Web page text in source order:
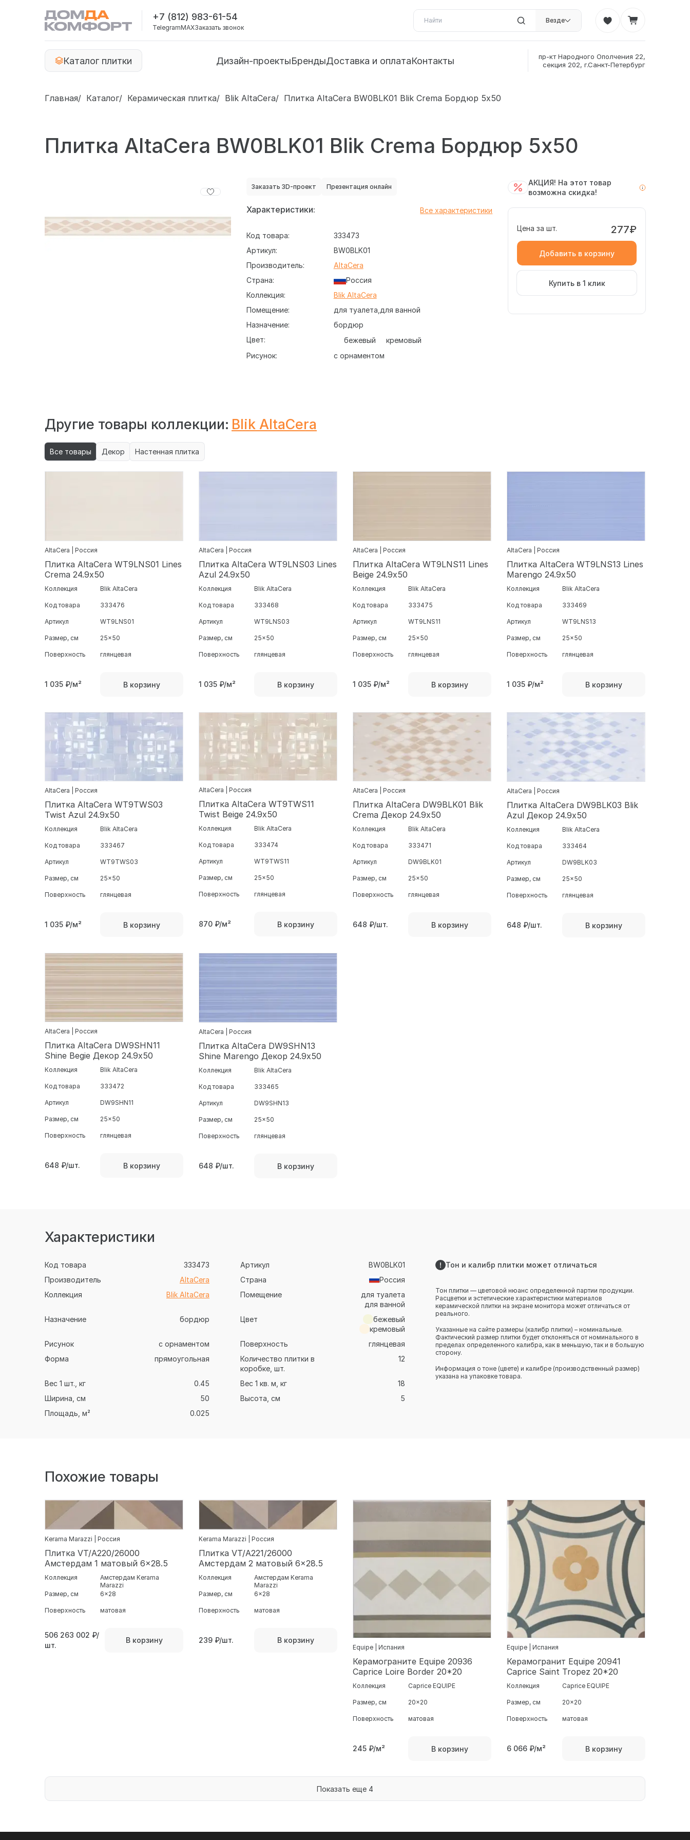
+7 (812) 983-61-54
TelegramMAXЗаказать звонок
Везде
Каталог плитки Дизайн-проектыБрендыДоставка и оплатаКонтакты
пр-кт Народного Ополчения 22,
секция 202, г.Санкт-Петербург
Главная Каталог Керамическая плитка Blik AltaCera Плитка AltaCera BW0BLK01 Blik Crema Бордюр 5х50
Плитка AltaCera BW0BLK01 Blik Crema Бордюр 5х50
Заказать 3D-проект Презентация онлайн
Характеристики:
Код товара:
333473
Артикул:
BW0BLK01
Производитель:
AltaCera
Страна:
Россия
Коллекция:
Blik AltaCera
Помещение:
для туалета для ванной
Назначение:
бордюр
Цвет:
бежевый
кремовый
Рисунок:
с орнаментом
Все характеристики
АКЦИЯ! На этот товар
возможна скидка!
Цена за шт. 277₽
Добавить в корзину
Купить в 1 клик
Другие товары коллекции: Blik AltaCera
Все товары Декор Настенная плитка
AltaCera | Россия
Плитка AltaCera WT9LNS01 Lines
Crema 24.9х50
Коллекция Blik AltaCera
Код товара 333476
Артикул WT9LNS01
Размер, см 25x50
Поверхность глянцевая
1 035 ₽/м² В корзину
AltaCera | Россия
Плитка AltaCera WT9LNS03 Lines
Azul 24.9х50
Коллекция Blik AltaCera
Код товара 333468
Артикул WT9LNS03
Размер, см 25x50
Поверхность глянцевая
1 035 ₽/м² В корзину
AltaCera | Россия
Плитка AltaCera WT9LNS11 Lines
Beige 24.9х50
Коллекция Blik AltaCera
Код товара 333475
Артикул WT9LNS11
Размер, см 25x50
Поверхность глянцевая
1 035 ₽/м² В корзину
AltaCera | Россия
Плитка AltaCera WT9LNS13 Lines
Marengo 24.9х50
Коллекция Blik AltaCera
Код товара 333469
Артикул WT9LNS13
Размер, см 25x50
Поверхность глянцевая
1 035 ₽/м² В корзину
AltaCera | Россия
Плитка AltaCera WT9TWS03
Twist Azul 24.9х50
Коллекция Blik AltaCera
Код товара 333467
Артикул WT9TWS03
Размер, см 25x50
Поверхность глянцевая
1 035 ₽/м² В корзину
AltaCera | Россия
Плитка AltaCera WT9TWS11
Twist Beige 24.9х50
Коллекция Blik AltaCera
Код товара 333474
Артикул WT9TWS11
Размер, см 25x50
Поверхность глянцевая
870 ₽/м² В корзину
AltaCera | Россия
Плитка AltaCera DW9BLK01 Blik
Crema Декор 24.9х50
Коллекция Blik AltaCera
Код товара 333471
Артикул DW9BLK01
Размер, см 25x50
Поверхность глянцевая
648 ₽/шт. В корзину
AltaCera | Россия
Плитка AltaCera DW9BLK03 Blik
Azul Декор 24.9х50
Коллекция Blik AltaCera
Код товара 333464
Артикул DW9BLK03
Размер, см 25x50
Поверхность глянцевая
648 ₽/шт. В корзину
AltaCera | Россия
Плитка AltaCera DW9SHN11
Shine Begie Декор 24.9х50
Коллекция Blik AltaCera
Код товара 333472
Артикул DW9SHN11
Размер, см 25x50
Поверхность глянцевая
648 ₽/шт. В корзину
AltaCera | Россия
Плитка AltaCera DW9SHN13
Shine Marengo Декор 24.9х50
Коллекция Blik AltaCera
Код товара 333465
Артикул DW9SHN13
Размер, см 25x50
Поверхность глянцевая
648 ₽/шт. В корзину
Характеристики
Код товара 333473 Артикул
BW0BLK01
Производитель
AltaCera Страна
Россия
Коллекция
Blik AltaCera Помещение
для туалета
для ванной
Назначение
бордюр Цвет
бежевый
кремовый
Рисунок
с орнаментом Поверхность
глянцевая
Форма
прямоугольная
Количество плитки в
коробке, шт.
12
Вес 1 шт., кг 0.45 Вес 1 кв. м, кг
18
Ширина, см
50 Высота, см
5
Площадь, м²
0.025
Тон и калибр плитки может отличаться
Тон плитки — цветовой нюанс определенной партии продукции.
Расцветки и эстетические характеристики материалов
керамической плитки на экране монитора может отличаться от
реального.
Указанные на сайте размеры (калибр плитки) – номинальные.
Фактический размер плитки будет отклоняться от номинального в
пределах определенного калибра, как в меньшую, так и в большую
сторону.
Информация о тоне (цвете) и калибре (производственный размер)
указана на упаковке товара.
Похожие товары
Kerama Marazzi | Россия
Плитка VT/A220/26000
Амстердам 1 матовый 6x28.5
Коллекция
Амстердам Kerama
Marazzi
Размер, см
6x28
Поверхность матовая
506 263 002 ₽/
шт.
В корзину
Kerama Marazzi | Россия
Плитка VT/A221/26000
Амстердам 2 матовый 6x28.5
Коллекция
Амстердам Kerama
Marazzi
Размер, см
6x28
Поверхность матовая
239 ₽/шт. В корзину
Equipe | Испания
Керамогранитe Equipe 20936
Caprice Loire Border 20*20
Коллекция Caprice EQUIPE
Размер, см 20x20
Поверхность матовая
245 ₽/м² В корзину
Equipe | Испания
Керамогранит Equipe 20941
Caprice Saint Tropez 20*20
Коллекция Caprice EQUIPE
Размер, см 20x20
Поверхность матовая
6 066 ₽/м² В корзину
Показать еще 4